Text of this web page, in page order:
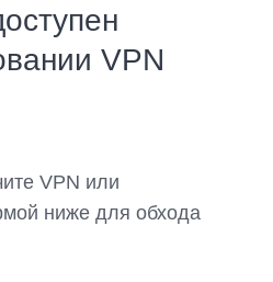
VPN
VPN или
ниже для обхода